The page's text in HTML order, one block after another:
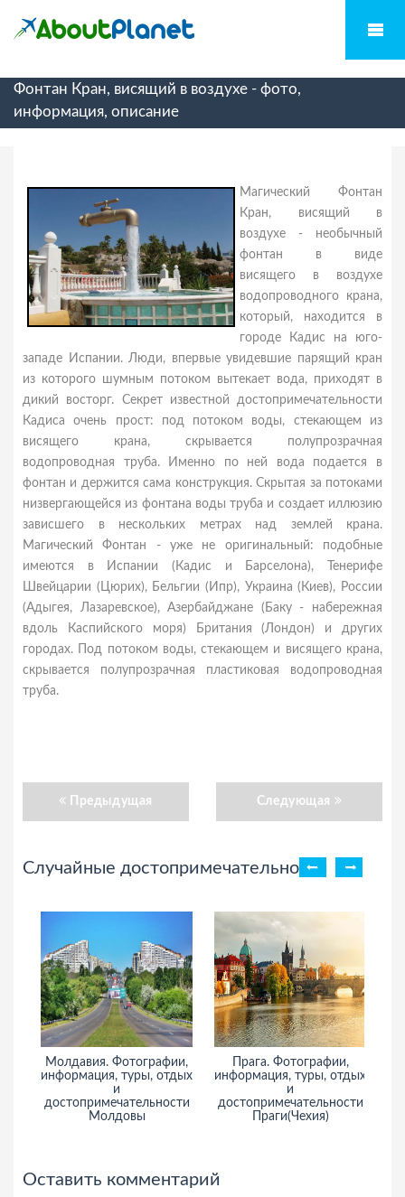
Фонтан Кран, висящий в воздухе - фото,
информация, описание
Магический Фонтан
Кран, висящий в
воздухе - необычный
фонтан в виде
висящего в воздухе
водопроводного крана,
который, находится в
городе Кадис на юго-
западе Испании. Люди, впервые увидевшие парящий кран
из которого шумным потоком вытекает вода, приходят в
дикий восторг. Секрет известной достопримечательности
Кадиса очень прост: под потоком воды, стекающем из
висящего крана, скрывается полупрозрачная
водопроводная труба. Именно по ней вода подается в
фонтан и держится сама конструкция. Скрытая за потоками
низвергающейся из фонтана воды труба и создает иллюзию
зависшего в нескольких метрах над землей крана.
Магический Фонтан - уже не оригинальный: подобные
имеются в Испании (Кадис и Барселона), Тенерифе
Швейцарии (Цюрих), Бельгии (Ипр), Украина (Киев), России
(Адыгея, Лазаревское), Азербайджане (Баку - набережная
вдоль Каспийского моря) Британия (Лондон) и других
городах. Под потоком воды, стекающем и висящего крана,
скрывается полупрозрачная пластиковая водопроводная
труба.
Предыдущая Следующая
Случайные достопримечательности
Молдавия. Фотографии,
информация, туры, отдых
и
достопримечательности
Молдовы
Прага. Фотографии,
информация, туры, отдых
и
достопримечательности
Праги(Чехия)
Оставить комментарий